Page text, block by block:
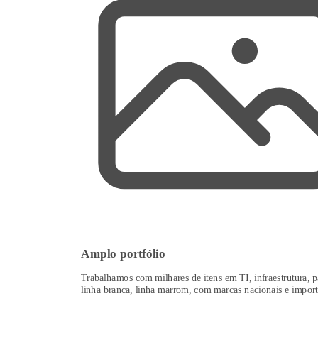
Amplo portfólio
Trabalhamos com milhares de itens em TI, infraestrutura,
linha branca, linha marrom, com marcas nacionais e